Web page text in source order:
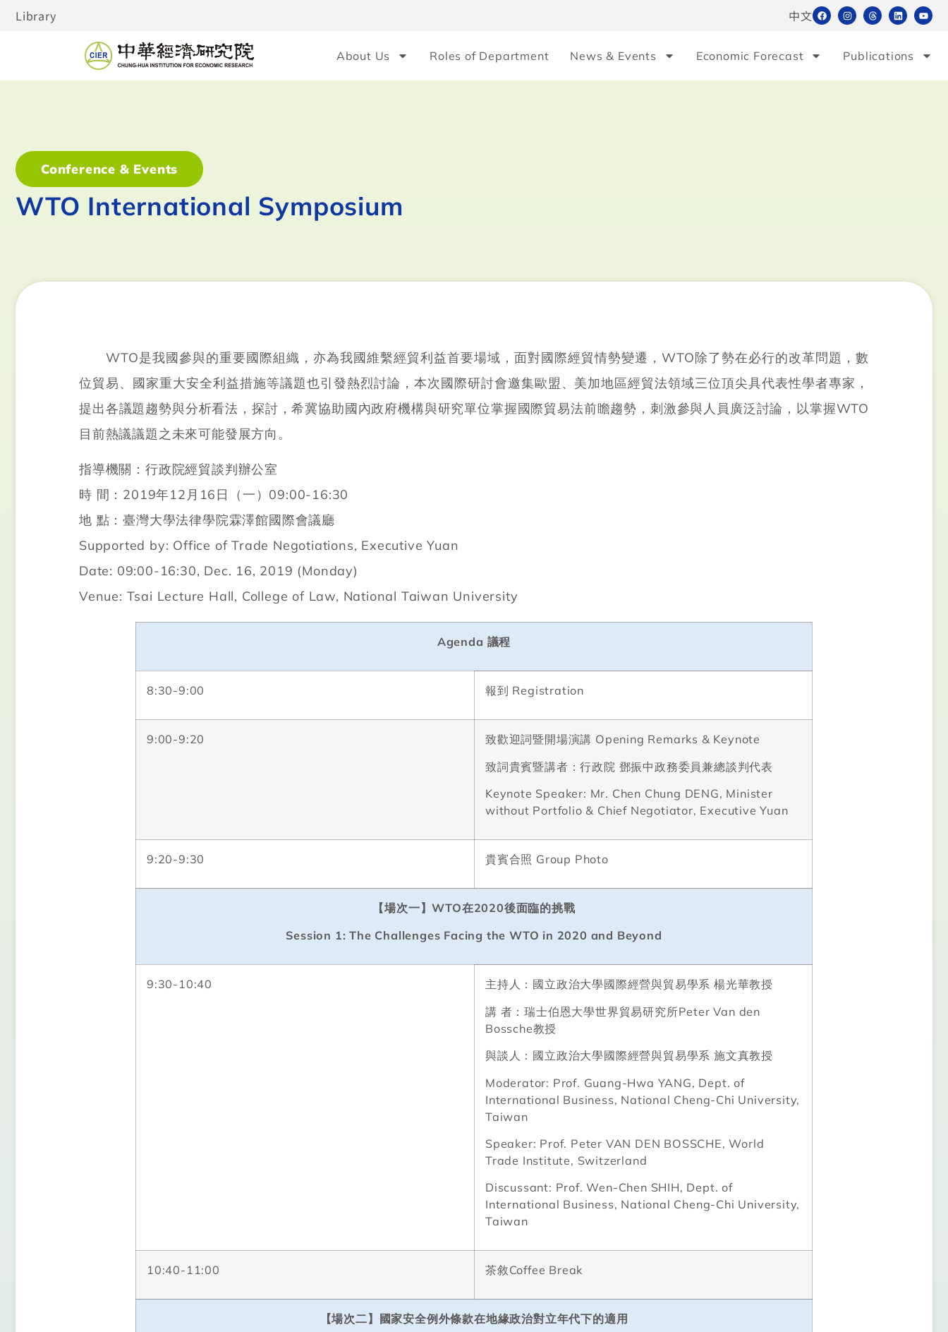
Library 中文
About Us Roles of Department News & Events Economic Forecast Publications
Conference & Events
WTO International Symposium
WTO是我國參與的重要國際組織，亦為我國維繫經貿利益首要場域，面對國際經貿情勢變遷，WTO除了勢在必行的改革問題，數
位貿易、國家重大安全利益措施等議題也引發熱烈討論，本次國際研討會邀集歐盟、美加地區經貿法領域三位頂尖具代表性學者專家，
提出各議題趨勢與分析看法，探討，希冀協助國內政府機構與研究單位掌握國際貿易法前瞻趨勢，刺激參與人員廣泛討論，以掌握WTO
目前熱議議題之未來可能發展方向。
指導機關：行政院經貿談判辦公室
時 間：2019年12月16日（一）09:00-16:30
地 點：臺灣大學法律學院霖澤館國際會議廳
Supported by: Office of Trade Negotiations, Executive Yuan
Date: 09:00-16:30, Dec. 16, 2019 (Monday)
Venue: Tsai Lecture Hall, College of Law, National Taiwan University
Agenda 議程
8:30-9:00 報到 Registration
9:00-9:20 致歡迎詞暨開場演講 Opening Remarks & Keynote
致詞貴賓暨講者：行政院 鄧振中政務委員兼總談判代表
Keynote Speaker: Mr. Chen Chung DENG, Minister
without Portfolio & Chief Negotiator, Executive Yuan
9:20-9:30 貴賓合照 Group Photo
【場次一】WTO在2020後面臨的挑戰
Session 1: The Challenges Facing the WTO in 2020 and Beyond
9:30-10:40 主持人：國立政治大學國際經營與貿易學系 楊光華教授
講 者：瑞士伯恩大學世界貿易研究所Peter Van den
Bossche教授
與談人：國立政治大學國際經營與貿易學系 施文真教授
Moderator: Prof. Guang-Hwa YANG, Dept. of
International Business, National Cheng-Chi University,
Taiwan
Speaker: Prof. Peter VAN DEN BOSSCHE, World
Trade Institute, Switzerland
Discussant: Prof. Wen-Chen SHIH, Dept. of
International Business, National Cheng-Chi University,
Taiwan
10:40-11:00 茶敘Coffee Break
【場次二】國家安全例外條款在地緣政治對立年代下的適用